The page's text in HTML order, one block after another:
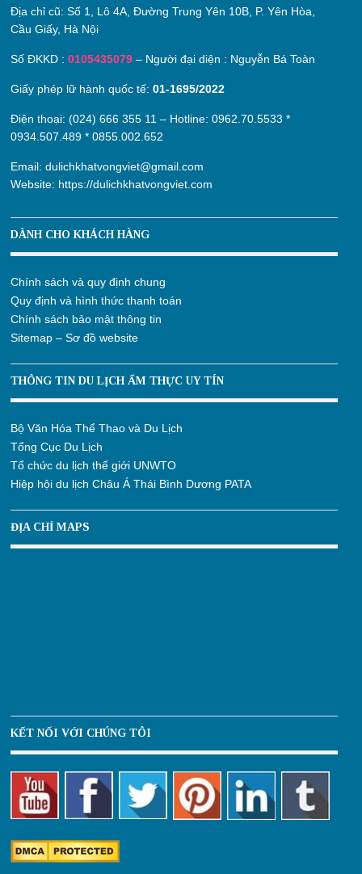
Địa chỉ cũ:Số 1, Lô 4A, Đường Trung Yên 10B, P. Yên Hòa,
Cầu Giấy, Hà Nội
Số ĐKKD :0105435079 – Người đại diện : Nguyễn Bá Toàn
Giấy phép lữ hành quốc tế:01-1695/2022
Điện thoại: (024) 666 355 11 – Hotline:0962.70.5533 *
0934.507.489 *0855.002.652
Email:dulichkhatvongviet@gmail.com
Website: https://dulichkhatvongviet.com
DÀNH CHO KHÁCH HÀNG
Chính sách và quy định chung
Quy định và hình thức thanh toán
Chính sách bảo mật thông tin
Sitemap – Sơ đồ website
THÔNG TIN DU LỊCH ẨM THỰC UY TÍN
Bộ Văn Hóa Thể Thao và Du Lịch
Tổng Cục Du Lịch
Tổ chức du lịch thế giới UNWTO
Hiệp hội du lịch Châu Á Thái Bình Dương PATA
ĐỊA CHỈ MAPS
KẾT NỐI VỚI CHÚNG TÔI